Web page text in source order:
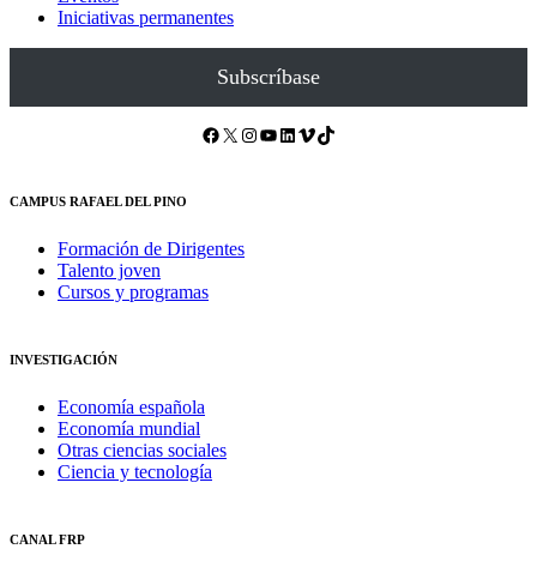
Iniciativas permanentes
Subscríbase
Facebook X Instagram YouTube LinkedIn Vimeo TikTok
CAMPUS RAFAEL DEL PINO
Formación de Dirigentes
Talento joven
Cursos y programas
INVESTIGACIÓN
Economía española
Economía mundial
Otras ciencias sociales
Ciencia y tecnología
CANAL FRP